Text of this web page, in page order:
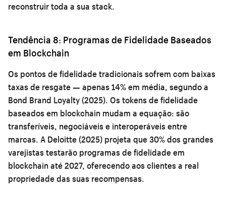
reconstruir toda a sua stack.
Tendência 8: Programas de Fidelidade Baseados
em Blockchain
Os pontos de fidelidade tradicionais sofrem com baixas
taxas de resgate — apenas 14% em média, segundo a
Bond Brand Loyalty (2025). Os tokens de fidelidade
baseados em blockchain mudam a equação: são
transferíveis, negociáveis e interoperáveis entre
marcas. A Deloitte (2025) projeta que 30% dos grandes
varejistas testarão programas de fidelidade em
blockchain até 2027, oferecendo aos clientes a real
propriedade das suas recompensas.